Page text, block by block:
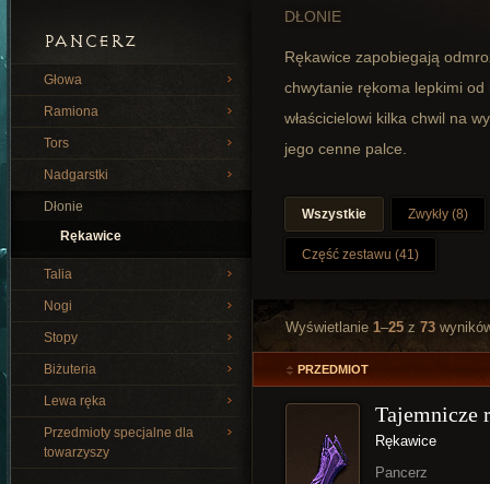
PANCERZ
Głowa
Ramiona
Tors
Nadgarstki
Dłonie
Rękawice
Talia
Nogi
Stopy
Biżuteria
Lewa ręka
Przedmioty specjalne dla
towarzyszy
DŁONIE
Rękawice zapobiegają
chwytanie rękoma lepkimi
właścicielowi kilka chwil na
jego cenne palce.
Wszystkie Zwykły (8)
Część zestawu (41)
Wyświetlanie 1–25 z 73
PRZEDMIOT
Tajemnicze
Rękawice
Pancerz